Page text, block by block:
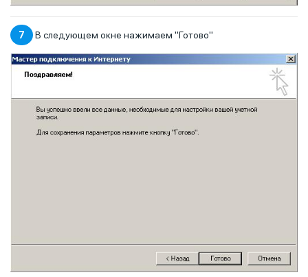
7 В следующем окне нажимаем "Готово"